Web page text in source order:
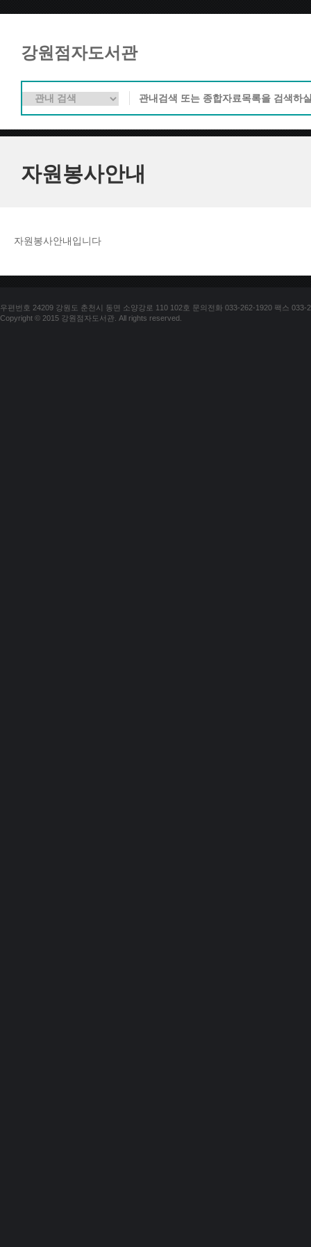
강원점자도서관
자원봉사안내
자원봉사안내입니다
우편번호 24209 강원도 춘천시 동면 소양강로 110 102호 문의전화 033-262-1920 팩스 033-
Copyright © 2015 강원점자도서관. All rights reserved.